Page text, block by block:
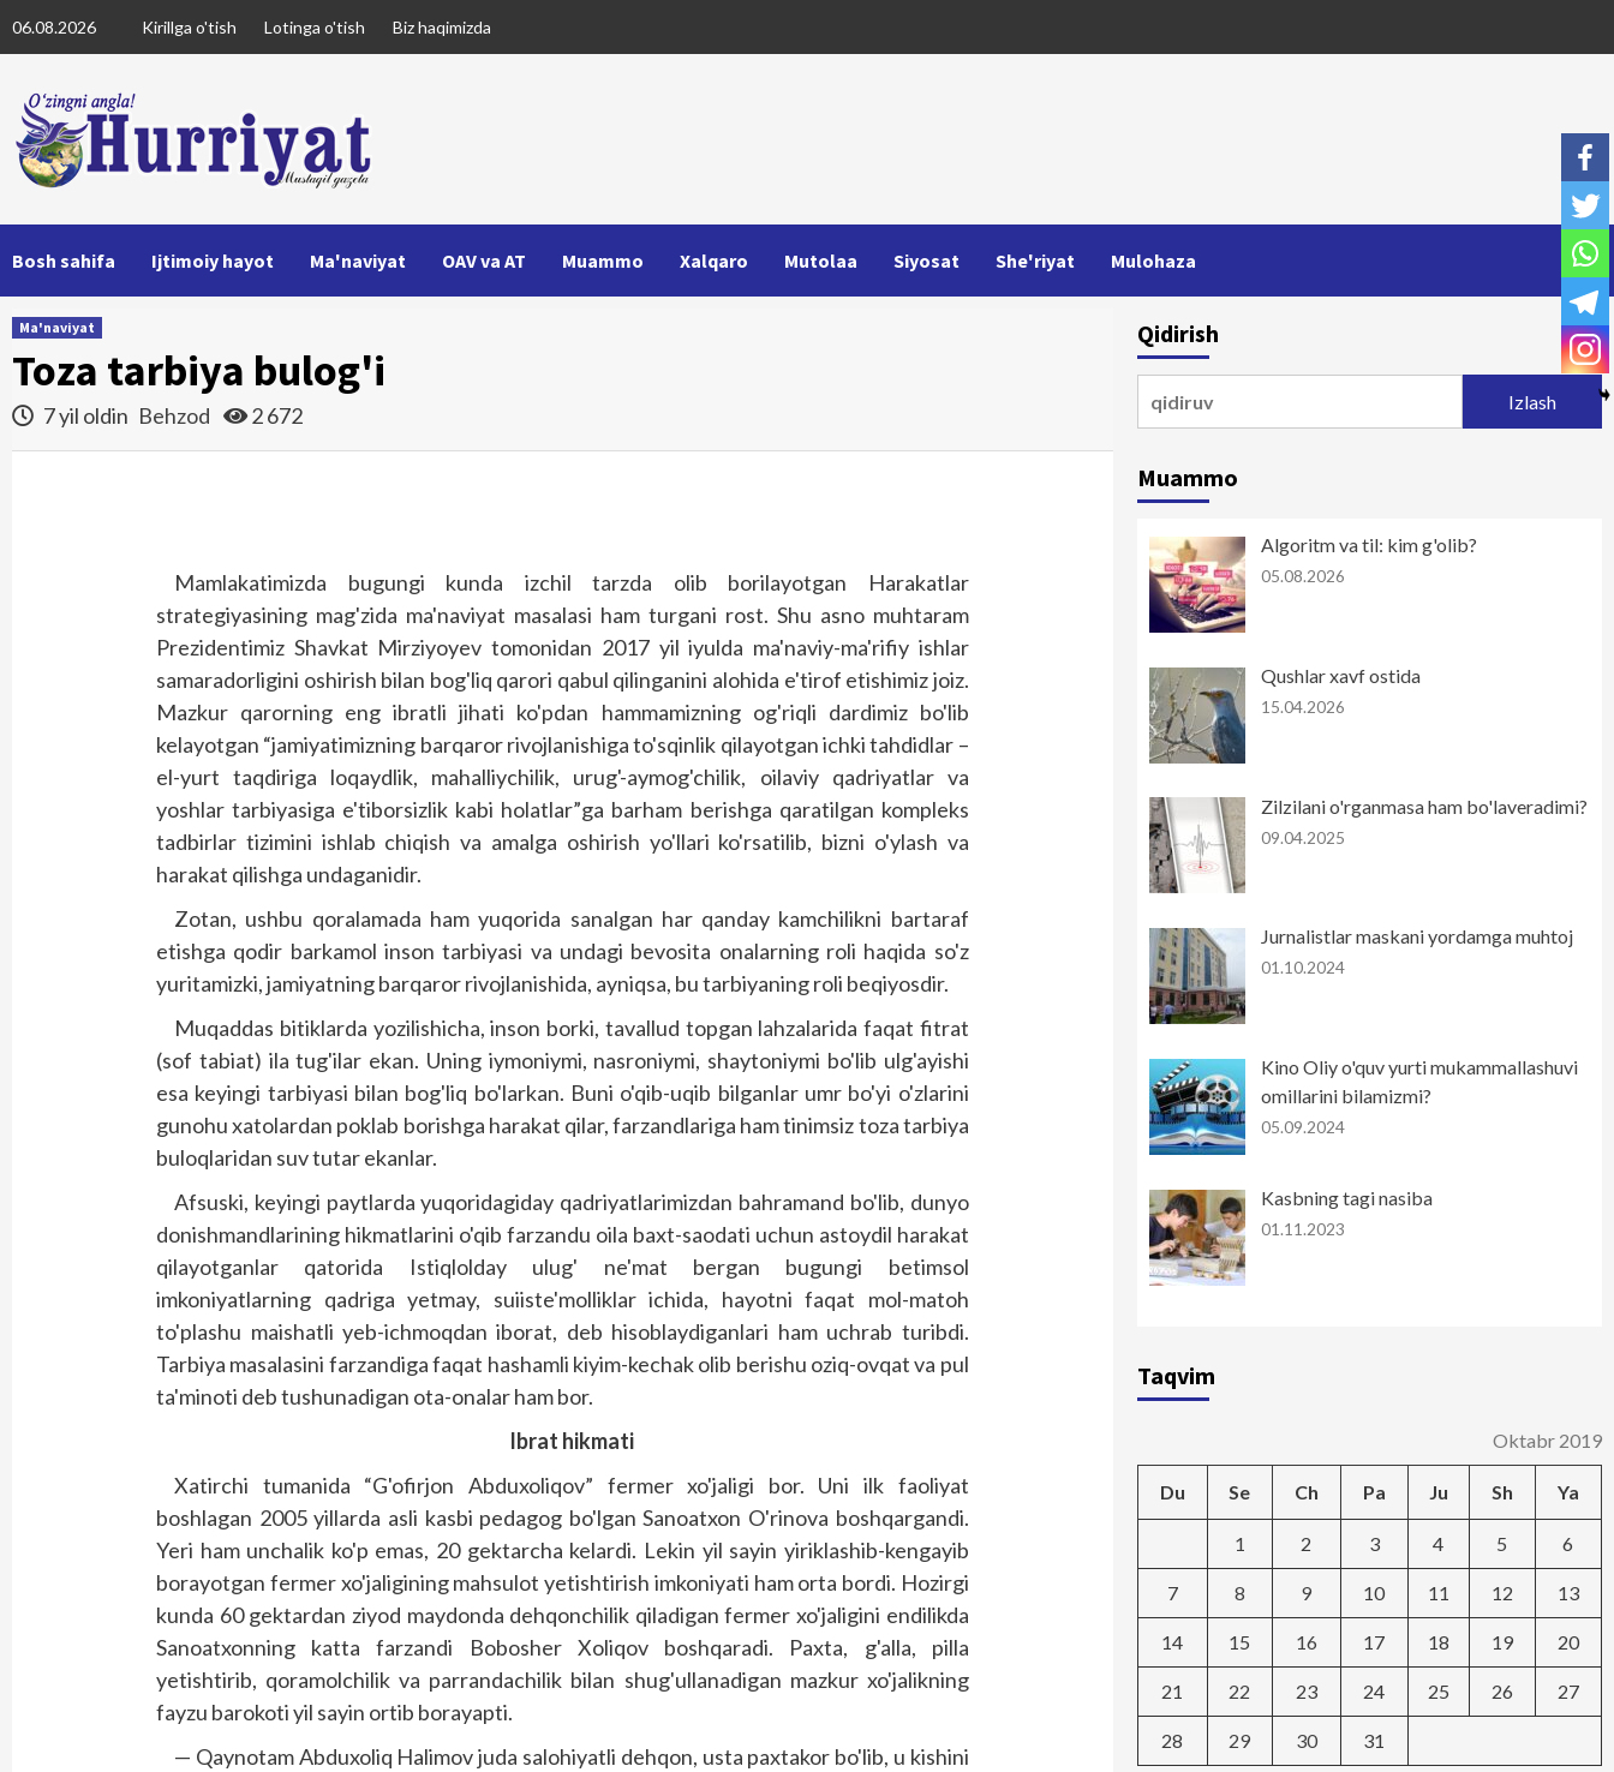
to
06.08.2026 Kirillga o'tish Lotinga o'tish Biz haqimizda
Bosh sahifa Ijtimoiy hayot Ma'naviyat OAV va AT Muammo Xalqaro Mutolaa Siyosat She'riyat Mulohaza
Ma'naviyat
Toza tarbiya bulog'i
7 yil oldin Behzod 2 672
Mamlakatimizda bugungi kunda izchil tarzda olib borilayotgan Harakatlar
strategiyasining mag'zida ma'naviyat masalasi ham turgani rost. Shu asno muhtaram
Prezidentimiz Shavkat Mirziyoyev tomonidan 2017 yil iyulda ma'naviy-ma'rifiy ishlar
samaradorligini oshirish bilan bog'liq qarori qabul qilinganini alohida e'tirof etishimiz joiz.
Mazkur qarorning eng ibratli jihati ko'pdan hammamizning og'riqli dardimiz bo'lib
kelayotgan “jamiyatimizning barqaror rivojlanishiga to'sqinlik qilayotgan ichki tahdidlar –
el-yurt taqdiriga loqaydlik, mahalliychilik, urug'-aymog'chilik, oilaviy qadriyatlar va
yoshlar tarbiyasiga e'tiborsizlik kabi holatlar”ga barham berishga qaratilgan kompleks
tadbirlar tizimini ishlab chiqish va amalga oshirish yo'llari ko'rsatilib, bizni o'ylash va
harakat qilishga undaganidir.
Zotan, ushbu qoralamada ham yuqorida sanalgan har qanday kamchilikni bartaraf
etishga qodir barkamol inson tarbiyasi va undagi bevosita onalarning roli haqida so'z
yuritamizki, jamiyatning barqaror rivojlanishida, ayniqsa, bu tarbiyaning roli beqiyosdir.
Muqaddas bitiklarda yozilishicha, inson borki, tavallud topgan lahzalarida faqat fitrat
(sof tabiat) ila tug'ilar ekan. Uning iymoniymi, nasroniymi, shaytoniymi bo'lib ulg'ayishi
esa keyingi tarbiyasi bilan bog'liq bo'larkan. Buni o'qib-uqib bilganlar umr bo'yi o'zlarini
gunohu xatolardan poklab borishga harakat qilar, farzandlariga ham tinimsiz toza tarbiya
buloqlaridan suv tutar ekanlar.
Afsuski, keyingi paytlarda yuqoridagiday qadriyatlarimizdan bahramand bo'lib, dunyo
donishmandlarining hikmatlarini o'qib farzandu oila baxt-saodati uchun astoydil harakat
qilayotganlar qatorida Istiqlolday ulug' ne'mat bergan bugungi betimsol
imkoniyatlarning qadriga yetmay, suiiste'molliklar ichida, hayotni faqat mol-matoh
to'plashu maishatli yeb-ichmoqdan iborat, deb hisoblaydiganlari ham uchrab turibdi.
Tarbiya masalasini farzandiga faqat hashamli kiyim-kechak olib berishu oziq-ovqat va pul
ta'minoti deb tushunadigan ota-onalar ham bor.
Ibrat hikmati
Xatirchi tumanida “G'ofirjon Abduxoliqov” fermer xo'jaligi bor. Uni ilk faoliyat
boshlagan 2005 yillarda asli kasbi pedagog bo'lgan Sanoatxon O'rinova bosh­qargandi.
Yeri ham unchalik ko'p emas, 20 gektarcha kelardi. Lekin yil sayin yiriklashib-kengayib
borayotgan fermer xo'jaligining mahsulot yetishtirish imkoniyati ham orta bordi. Hozirgi
kunda 60 gektardan ziyod maydonda dehqonchilik qiladigan fermer xo'jaligini endilikda
Sanoatxonning katta farzandi Bobosher Xoliqov boshqaradi. Paxta, g'alla, pilla
yetishtirib, qoramolchilik va parrandachilik bilan shug'ullanadigan mazkur xo'jalikning
fayzu barokoti yil sayin ortib borayapti.
— Qaynotam Abduxoliq Halimov juda salohiyatli dehqon, usta paxtakor bo'lib, u kishini
Qidirish
Muammo
Algoritm va til: kim g'olib?
05.08.2026
Qushlar xavf ostida
15.04.2026
Zilzilani o'rganmasa ham bo'laveradimi?
09.04.2025
Jurnalistlar maskani yordamga muhtoj
01.10.2024
Kino Oliy o'quv yurti mukammallashuvi
omillarini bilamizmi?
05.09.2024
Kasbning tagi nasiba
01.11.2023
Taqvim
Oktabr 2019
Du Se Ch Pa Ju Sh Ya
1 2 3 4 5 6
7 8 9 10 11 12 13
14 15 16 17 18 19 20
21 22 23 24 25 26 27
28 29 30 31